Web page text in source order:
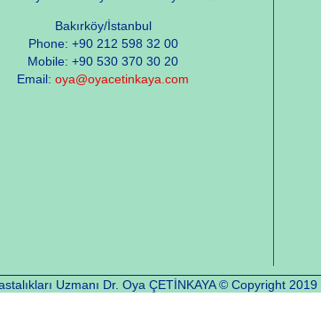
Bakırköy/İstanbul
Phone: +90 212 598 32 00
Mobile: +90 530 370 30 20
Email:oya@oyacetinkaya.com
Uzmanı Dr. Oya ÇETİNKAYA © Copyright 2019